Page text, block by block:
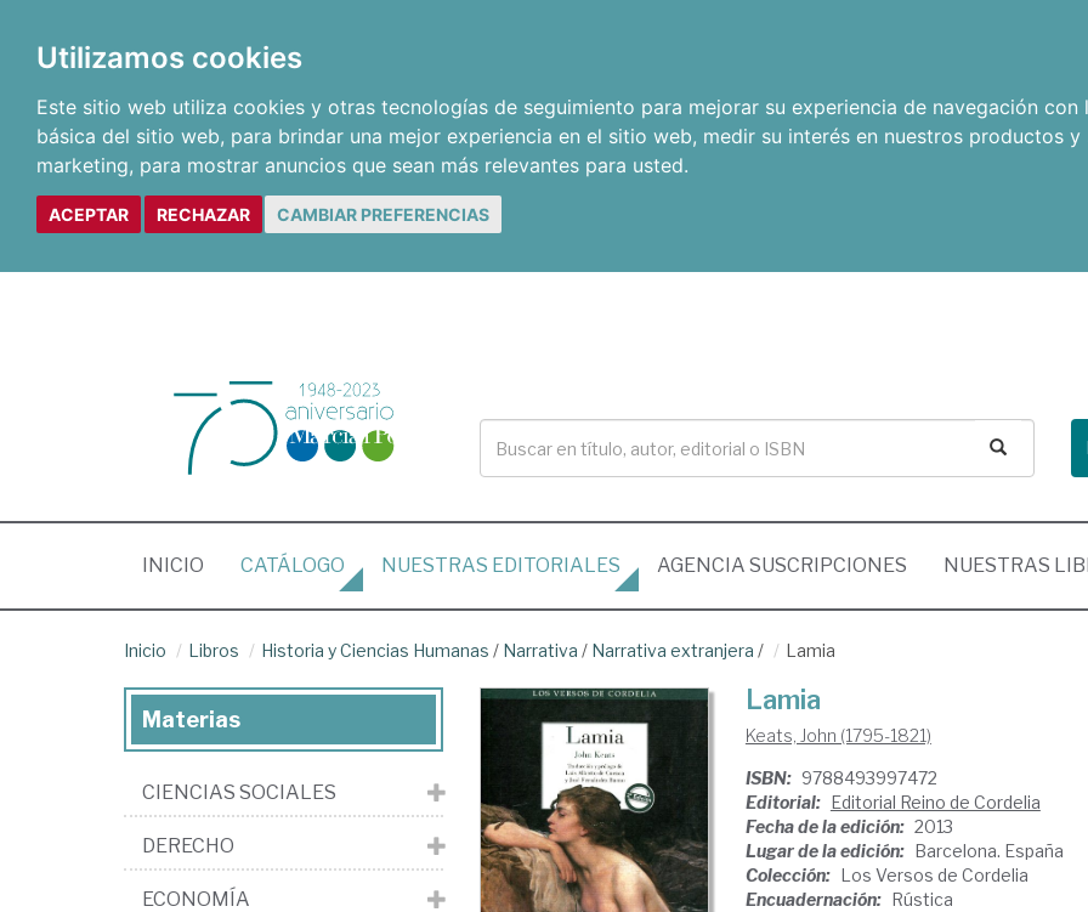
Utilizamos cookies
Este sitio web utiliza cookies y otras tecnologías de seguimiento para mejorar su experiencia de navegación
básica del sitio web, para brindar una mejor experiencia en el sitio web, medir su interés en nuestros productos
marketing, para mostrar anuncios que sean más relevantes para usted.
ACEPTAR RECHAZAR CAMBIAR PREFERENCIAS
INICIO (CURRENT)
CATÁLOGO NUESTRAS EDITORIALES AGENCIA SUSCRIPCIONES NUESTRAS
Inicio Libros Historia y Ciencias Humanas / Narrativa / Narrativa extranjera / Lamia
Lamia
Keats, John (1795-1821)
ISBN: 9788493997472
Editorial: Editorial Reino de Cordelia
Fecha de la edición: 2013
Lugar de la edición: Barcelona. España
Colección: Los Versos de Cordelia
Encuadernación: Rústica
Materias
CIENCIAS SOCIALES
DERECHO
ECONOMÍA